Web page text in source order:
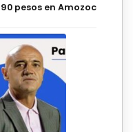
pesos en Amozoc